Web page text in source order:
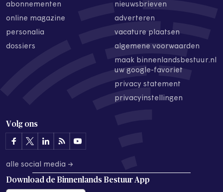
abonnementen
online magazine
personalia
dossiers
nieuwsbrieven
adverteren
vacature plaatsen
algemene voorwaarden
maak binnenlandsbestuur.nl
uw google-favoriet
privacy statement
privacyinstellingen
Volg ons
alle social media →
Download de Binnenlands Bestuur App